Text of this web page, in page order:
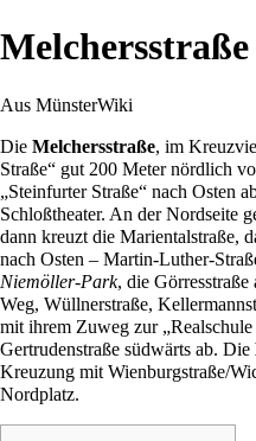
Melchersstraße
Aus MünsterWiki
Die Melchersstraße, im
Straße“ gut 200 Meter nördlich
„Steinfurter Straße“ nach Osten
Schloßtheater. An der Nordseite
dann kreuzt die Marientalstraße,
nach Osten – Martin-Luther-
Niemöller-Park, die Görresstraße
Weg, Wüllnerstraße,
mit ihrem Zuweg zur „
Gertrudenstraße südwärts ab. Die
Kreuzung mit Wienburgstraße/
Nordplatz.